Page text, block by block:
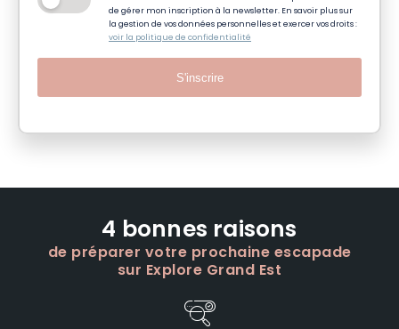
de gérer mon inscription à la newsletter. En savoir plus sur
la gestion de vos données personnelles et exercer vos droits :
voir la politique de confidentialité
S'inscrire
4 bonnes raisons
de préparer votre prochaine escapade
sur Explore Grand Est